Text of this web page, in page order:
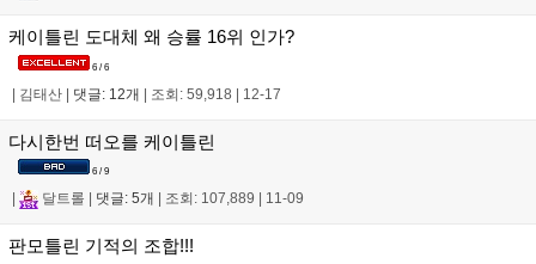
케이틀린 도대체 왜 승률 16위 인가?
6 / 6
| 김태산 | 댓글: 12개 | 조회: 59,918 | 12-17
다시한번 떠오를 케이틀린
6 / 9
달트롤 댓글: 5개 조회: 107,889 11-09
판모틀린 기적의 조합!!!